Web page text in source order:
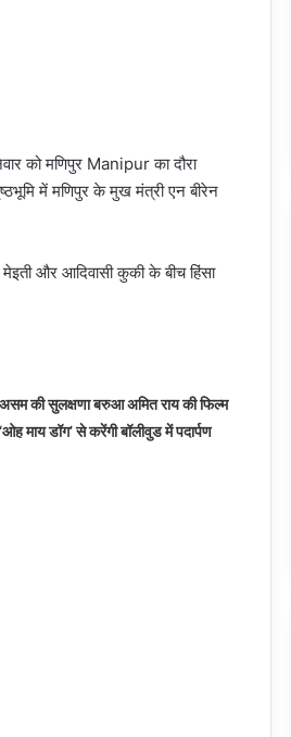
को मणिपुर Manipur का दौरा
में मणिपुर के मुख मंत्री एन बीरेन
और आदिवासी कुकी के बीच हिंसा
असम की सुलक्षणा बरुआ अमित राय की फिल्म
‘ओह माय डॉग’ से करेंगी बॉलीवुड में पदार्पण